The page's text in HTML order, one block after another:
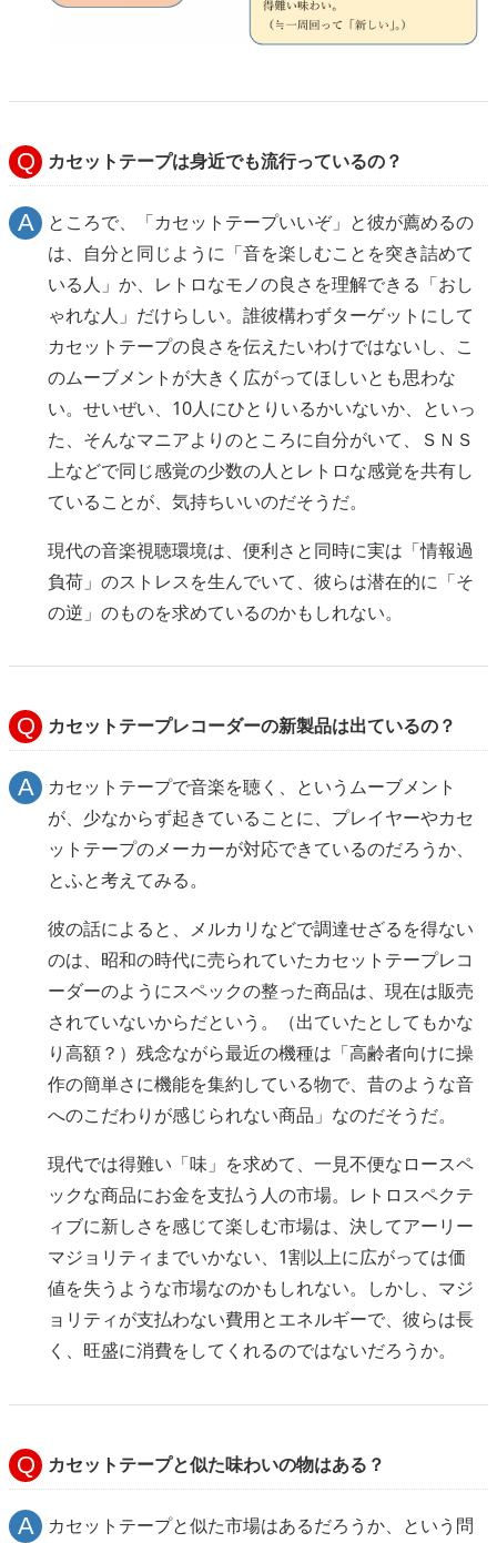
カセットテープは身近でも流行っているの？
ところで、「カセットテープいいぞ」と彼が薦めるの
は、自分と同じように「音を楽しむことを突き詰めて
いる人」か、レトロなモノの良さを理解できる「おし
ゃれな人」だけらしい。誰彼構わずターゲットにして
カセットテープの良さを伝えたいわけではないし、こ
のムーブメントが大きく広がってほしいとも思わな
い。せいぜい、10人にひとりいるかいないか、といっ
た、そんなマニアよりのところに自分がいて、ＳＮＳ
上などで同じ感覚の少数の人とレトロな感覚を共有し
ていることが、気持ちいいのだそうだ。
現代の音楽視聴環境は、便利さと同時に実は「情報過
負荷」のストレスを生んでいて、彼らは潜在的に「そ
の逆」のものを求めているのかもしれない。
カセットテープレコーダーの新製品は出ているの？
カセットテープで音楽を聴く、というムーブメント
が、少なからず起きていることに、プレイヤーやカセ
ットテープのメーカーが対応できているのだろうか、
とふと考えてみる。
彼の話によると、メルカリなどで調達せざるを得ない
のは、昭和の時代に売られていたカセットテープレコ
ーダーのようにスペックの整った商品は、現在は販売
されていないからだという。（出ていたとしてもかな
り高額？）残念ながら最近の機種は「高齢者向けに操
作の簡単さに機能を集約している物で、昔のような音
へのこだわりが感じられない商品」なのだそうだ。
現代では得難い「味」を求めて、一見不便なロースペ
ックな商品にお金を支払う人の市場。レトロスペクテ
ィブに新しさを感じて楽しむ市場は、決してアーリー
マジョリティまでいかない、1割以上に広がっては価
値を失うような市場なのかもしれない。しかし、マジ
ョリティが支払わない費用とエネルギーで、彼らは長
く、旺盛に消費をしてくれるのではないだろうか。
カセットテープと似た味わいの物はある？
カセットテープと似た市場はあるだろうか、という問